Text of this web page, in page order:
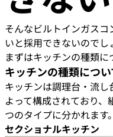
そんなビルトインガス
いと採用できないのでし
まずはキッチンの種類に
キッチンの種類につい
キッチンは調理台・流
よって構成されており
つのタイプに分かれます。
セクショナルキッチン